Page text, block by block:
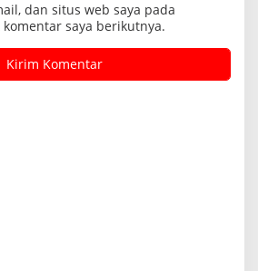
dan situs web saya pada
saya berikutnya.